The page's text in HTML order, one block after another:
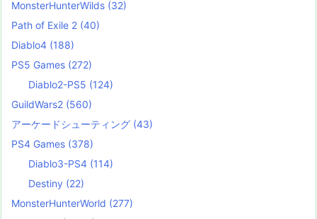
MonsterHunterWilds (32)
Path of Exile 2 (40)
Diablo4 (188)
PS5 Games (272)
Diablo2-PS5 (124)
GuildWars2 (560)
アーケードシューティング (43)
PS4 Games (378)
Diablo3-PS4 (114)
Destiny (22)
MonsterHunterWorld (277)